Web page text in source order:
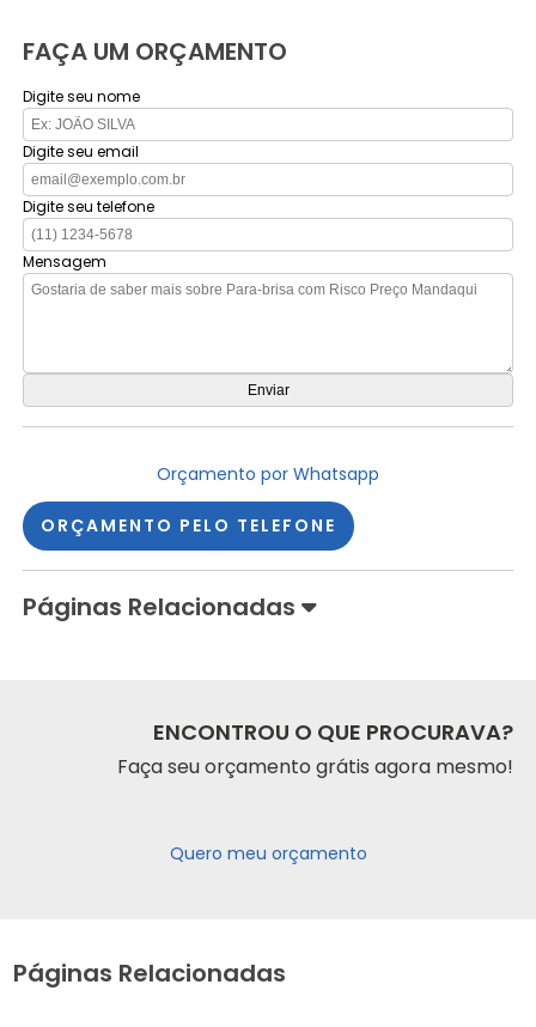
FAÇA UM ORÇAMENTO
Digite seu nome
Digite seu email
Digite seu telefone
Mensagem
Orçamento por Whatsapp
ORÇAMENTO PELO TELEFONE
Páginas Relacionadas
ENCONTROU O QUE PROCURAVA?
Faça seu orçamento grátis agora mesmo!
Quero meu orçamento
Páginas Relacionadas